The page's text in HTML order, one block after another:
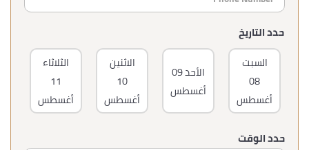
حدد التاريخ
السبت
08
أغسطس
الأحد09
أغسطس
الاثنين
10
أغسطس
الثلاثاء
11
أغسطس
حدد الوقت